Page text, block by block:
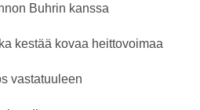
Buhrin kanssa
kestää kovaa heittovoimaa
vastatuuleen